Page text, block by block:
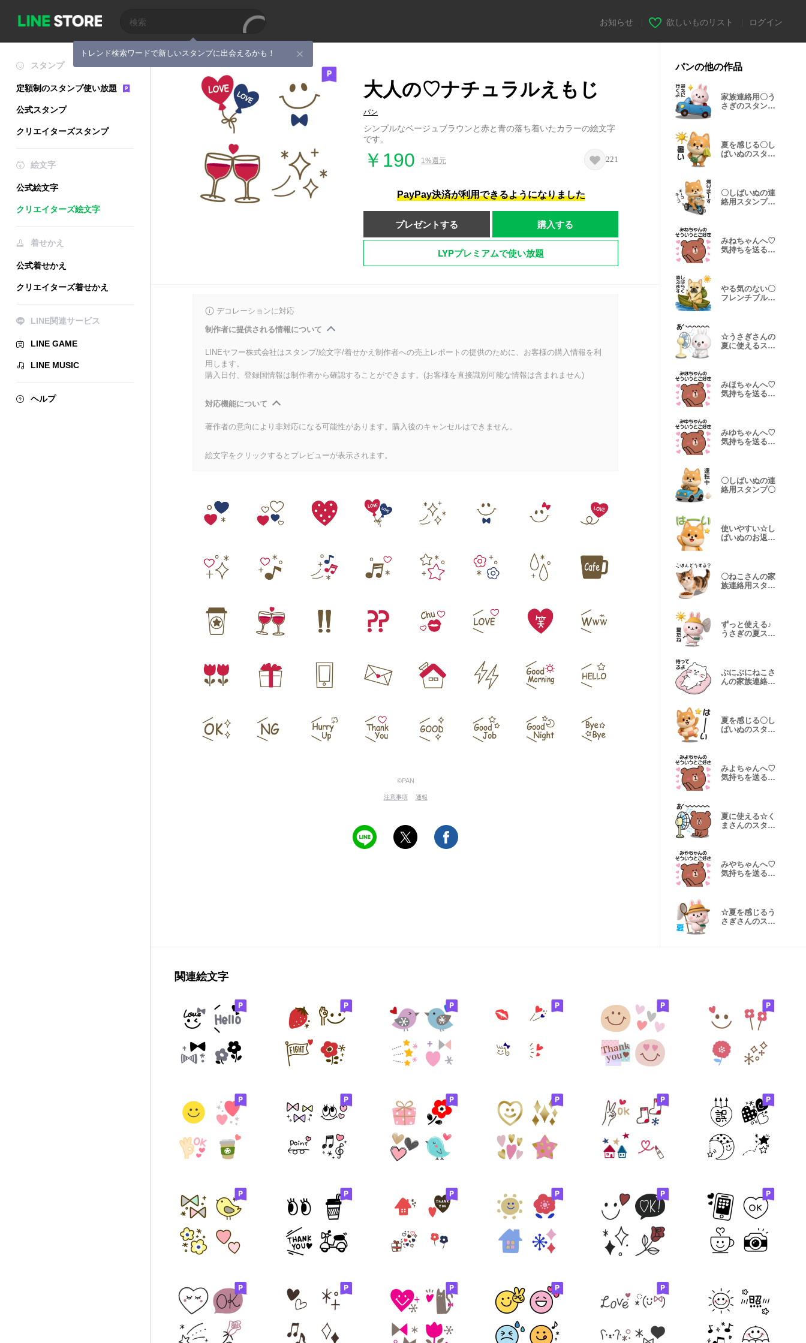
トレンド検索ワードで新しいスタンプに出会えるかも！
お知らせ 欲しいものリスト ログイン
スタンプ
定額制のスタンプ使い放題
公式スタンプ
クリエイターズスタンプ
絵文字
公式絵文字
クリエイターズ絵文字
着せかえ
公式着せかえ
クリエイターズ着せかえ
LINE関連サービス
LINE GAME
LINE MUSIC
ヘルプ
大人の♡ナチュラルえもじ
パン
シンプルなベージュブラウンと赤と青の落ち着いたカラーの絵文字
です。
￥190 1%還元 221
PayPay決済が利用できるようになりました
プレゼントする 購入する
LYPプレミアムで使い放題
デコレーションに対応
制作者に提供される情報について
LINEヤフー株式会社はスタンプ/絵文字/着せかえ制作者への売上レポートの提供のために、お客様の購入情報を利
用します。
購入日付、登録国情報は制作者から確認することができます。(お客様を直接識別可能な情報は含まれません)
対応機能について
著作者の意向により非対応になる可能性があります。購入後のキャンセルはできません。
絵文字をクリックするとプレビューが表示されます。
©PAN
注意事項 通報
パンの他の作品
家族連絡用〇う
さぎのスタンプ
夏を感じる〇し
ばいぬのスタン
〇しばいぬの連
絡用スタンプ２
みねちゃんへ♡
気持ちを送るス
やる気のない〇
フレンチブルの
☆うさぎさんの
夏に使えるスタ
みほちゃんへ♡
気持ちを送るス
みゆちゃんへ♡
気持ちを送るス
〇しばいぬの連
絡用スタンプ〇
使いやすい☆し
ばいぬのお返事
〇ねこさんの家
族連絡用スタン
ずっと使える♪
うさぎの夏スタ
ぷにぷにねこさ
んの家族連絡用
夏を感じる〇し
ばいぬのスタン
みよちゃんへ♡
気持ちを送るス
夏に使える☆く
まさんのスタン
みやちゃんへ♡
気持ちを送るス
☆夏を感じるう
さぎさんのスタ
関連絵文字